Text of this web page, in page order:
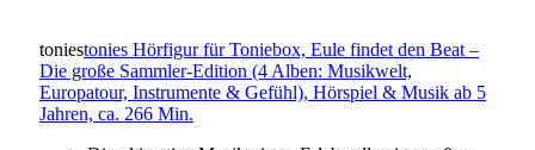
toniestonies Hörfigur für Toniebox, Eule findet den Beat –
Die große Sammler-Edition (4 Alben: Musikwelt,
Europatour, Instrumente & Gefühl), Hörspiel & Musik ab 5
Jahren, ca. 266 Min.